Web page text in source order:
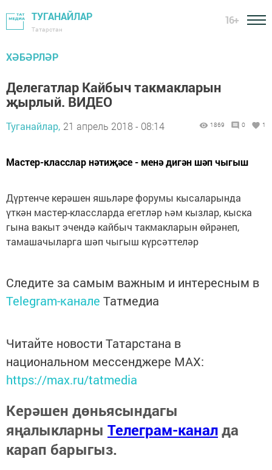
ТУГАНАЙЛАР
Татарстан
16+
ХӘБӘРЛӘР
Делегатлар Кайбыч такмакларын
җырлый. ВИДЕО
Туганайлар, 21 апрель 2018 - 08:14 1869 0 1
Мастер-класслар нәтиҗәсе - менә дигән шәп чыгыш
Дүртенче керәшен яшьләре форумы кысаларында
үткән мастер-классларда егетләр һәм кызлар, кыска
гына вакыт эчендә кайбыч такмакларын өйрәнеп,
тамашачыларга шәп чыгыш күрсәттеләр
Следите за самым важным и интересным в
Telegram-канале Татмедиа
Читайте новости Татарстана в
национальном мессенджере MАХ:
https://max.ru/tatmedia
Керәшен дөньясындагы
яңалыкларны Телеграм-каналда
карап барыгыз.